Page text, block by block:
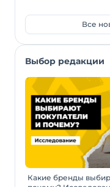
Все
Выбор редакции
Какие бренды